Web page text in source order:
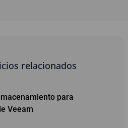
relacionados
para
Veeam